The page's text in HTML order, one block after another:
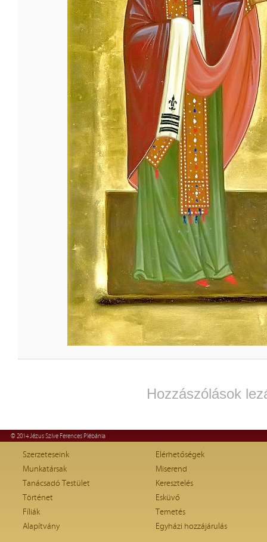
Hozzászólások
© 2014 Jézus Szíve Ferences Plébánia
Szerzeteseink
Munkatársak
Tanácsadó Testület
Történet
Fíliák
Alapítvány
Elérhetőségek
Miserend
Keresztelés
Esküvő
Temetés
Egyházi hozzájárulás